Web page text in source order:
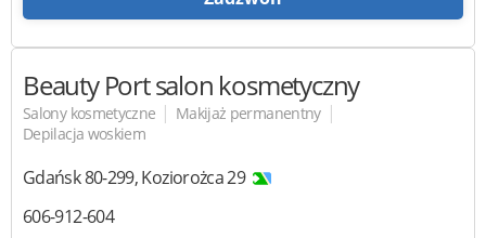
Beauty Portsalon kosmetyczny
Salony kosmetyczne | Makijaż permanentny |
Depilacja woskiem
Gdańsk80-299,Koziorożca 29
606-912-604